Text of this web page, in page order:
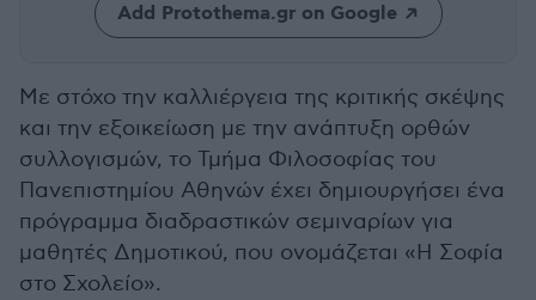
Add Protothema.gr on Google
Με στόχο την καλλιέργεια της κριτικής σκέψης
και την εξοικείωση με την ανάπτυξη ορθών
συλλογισμών, το Τμήμα Φιλοσοφίας του
Πανεπιστημίου Αθηνών έχει δημιουργήσει ένα
πρόγραμμα διαδραστικών σεμιναρίων για
μαθητές Δημοτικού, που ονομάζεται «Η Σοφία
στο Σχολείο».